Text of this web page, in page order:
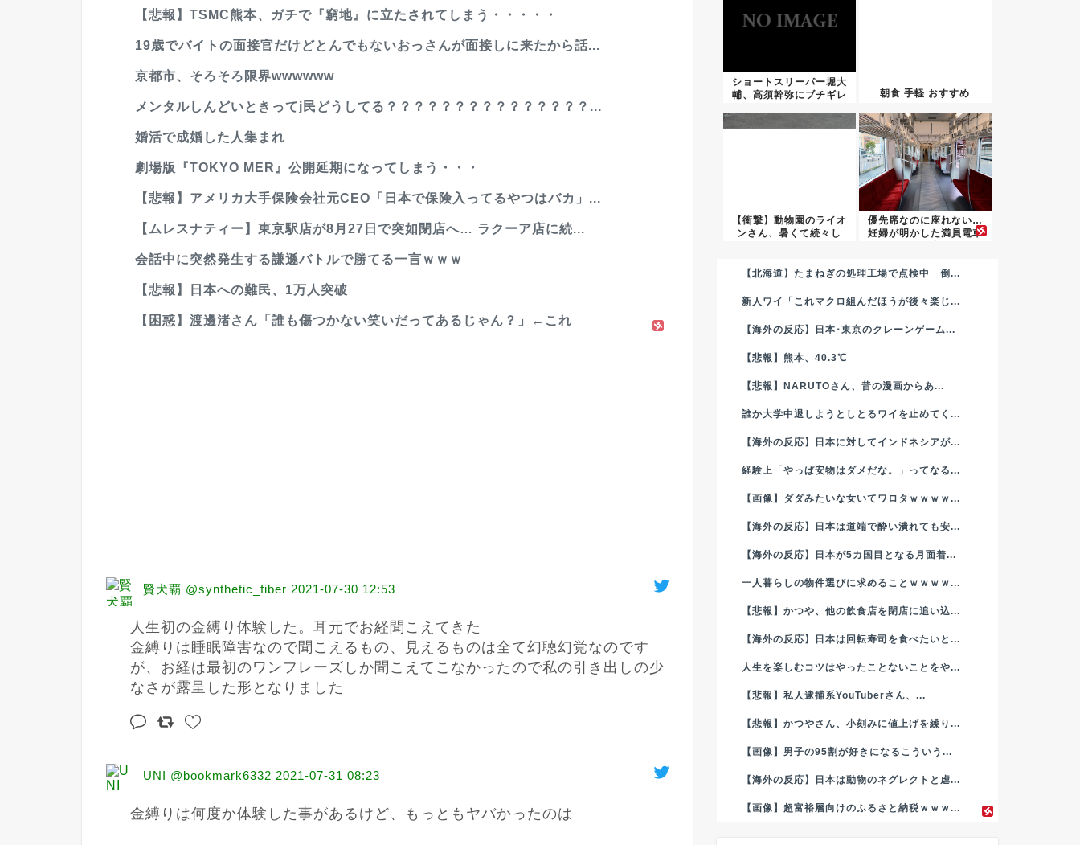
【悲報】TSMC熊本、ガチで『窮地』に立たされてしまう・・・・・
19歳でバイトの面接官だけどとんでもないおっさんが面接しに来たから話...
京都市、そろそろ限界wwwwww
メンタルしんどいときってj民どうしてる？？？？？？？？？？？？？？？...
婚活で成婚した人集まれ
劇場版『TOKYO MER』公開延期になってしまう・・・
【悲報】アメリカ大手保険会社元CEO「日本で保険入ってるやつはバカ」...
【ムレスナティー】東京駅店が8月27日で突如閉店へ… ラクーア店に続...
会話中に突然発生する謙遜バトルで勝てる一言ｗｗｗ
【悲報】日本への難民、1万人突破
【困惑】渡邊渚さん「誰も傷つかない笑いだってあるじゃん？」←これ
賢犬覇 @synthetic_fiber 2021-07-30 12:53
人生初の金縛り体験した。耳元でお経聞こえてきた
金縛りは睡眠障害なので聞こえるもの、見えるものは全て幻聴幻覚なのです
が、お経は最初のワンフレーズしか聞こえてこなかったので私の引き出しの少
なさが露呈した形となりました
UNI @bookmark6332 2021-07-31 08:23
金縛りは何度か体験した事があるけど、もっともヤバかったのは
ショートスリーパー堀大
輔、高須幹弥にブチギレ
朝食 手軽 おすすめ
【衝撃】動物園のライオ
ンさん、暑くて続々し
優先席なのに座れない…
妊婦が明かした満員電車
【北海道】たまねぎの処理工場で点検中 倒...
新人ワイ「これマクロ組んだほうが後々楽じ...
【海外の反応】日本･東京のクレーンゲーム...
【悲報】熊本、40.3℃
【悲報】NARUTOさん、昔の漫画からあ...
誰か大学中退しようとしとるワイを止めてく...
【海外の反応】日本に対してインドネシアが...
経験上「やっぱ安物はダメだな。」ってなる...
【画像】ダダみたいな女いてワロタｗｗｗｗ...
【海外の反応】日本は道端で酔い潰れても安...
【海外の反応】日本が5カ国目となる月面着...
一人暮らしの物件選びに求めることｗｗｗｗ...
【悲報】かつや、他の飲食店を閉店に追い込...
【海外の反応】日本は回転寿司を食べたいと...
人生を楽しむコツはやったことないことをや...
【悲報】私人逮捕系YouTuberさん、...
【悲報】かつやさん、小刻みに値上げを繰り...
【画像】男子の95割が好きになるこういう...
【海外の反応】日本は動物のネグレクトと虐...
【画像】超富裕層向けのふるさと納税ｗｗｗ...